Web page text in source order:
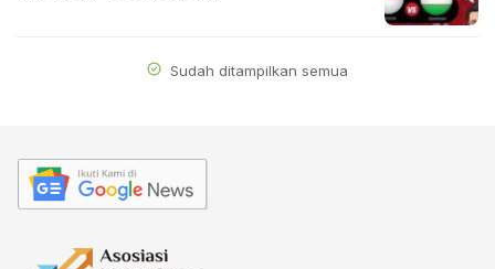
Sudah ditampilkan semua